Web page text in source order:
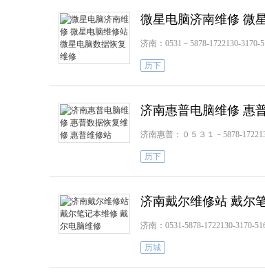
微星电脑济南维修 微
济南：0531－5878-1722130-
历下
济南惠普电脑维修 惠
济南惠普：０５３１－5878-
历下
济南戴尔维修站 戴尔
济南：0531-5878-1722130-3170-
历城